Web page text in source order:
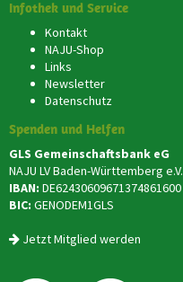
Infothek und Service
Kontakt
NAJU-Shop
Links
Newsletter
Datenschutz
Spenden und Helfen
GLS Gemeinschaftsbank eG
NAJU LV Baden-Württemberg e.V.
IBAN: DE62430609671374861600
BIC: GENODEM1GLS
Jetzt Mitglied werden